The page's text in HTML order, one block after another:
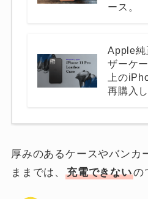
ース。
Apple純
ザーケ
上の
再購入
厚みのあるケースやバンカ
ままでは、
充電できないの